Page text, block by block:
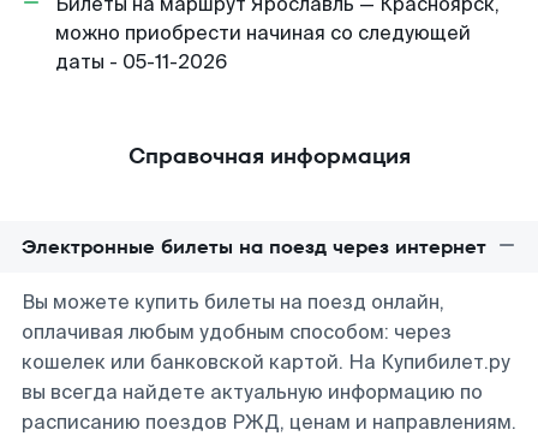
можно приобрести начиная со следующей
даты - 05-11-2026
Справочная информация
Электронные билеты на поезд через интернет
Вы можете купить билеты на поезд онлайн,
оплачивая любым удобным способом: через
кошелек или банковской картой. На Купибилет.ру
вы всегда найдете актуальную информацию по
расписанию поездов РЖД, ценам и направлениям.